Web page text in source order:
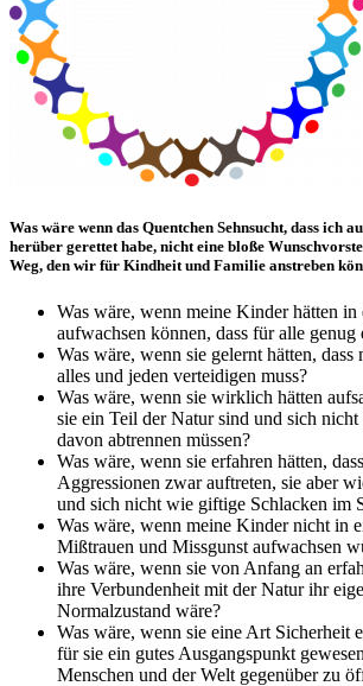
Was wäre wenn das Quentchen Sehnsucht, dass ich
herüber gerettet habe, nicht eine bloße
Weg, den wir für Kindheit und Familie anstreben
Was wäre, wenn meine Kinder hätten in
aufwachsen können, dass für alle genug
Was wäre, wenn sie gelernt hätten, dass
alles und jeden verteidigen muss?
Was wäre, wenn sie wirklich hätten
sie ein Teil der Natur sind und sich nicht
davon abtrennen müssen?
Was wäre, wenn sie erfahren hätten,
Aggressionen zwar auftreten, sie aber
und sich nicht wie giftige Schlacken im
Was wäre, wenn meine Kinder nicht in
Mißtrauen und Missgunst aufwachsen
Was wäre, wenn sie von Anfang an
ihre Verbundenheit mit der Natur ihr
Normalzustand wäre?
Was wäre, wenn sie eine Art Sicherheit
für sie ein gutes Ausgangspunkt
Menschen und der Welt gegenüber zu